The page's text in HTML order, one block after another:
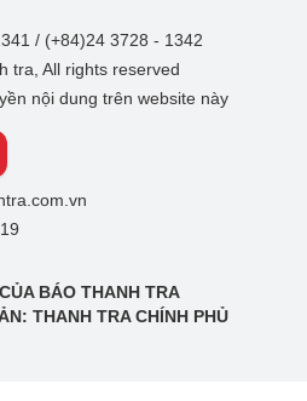
/ (+84)24 3728 - 1342
tra, All rights reserved
nội dung trên website này
BÁO THANH TRA
THANH TRA CHÍNH PHỦ